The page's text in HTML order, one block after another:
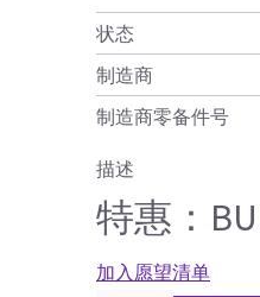
状态
制造商
制造商零备件号
描述
特惠：
加入愿望清单